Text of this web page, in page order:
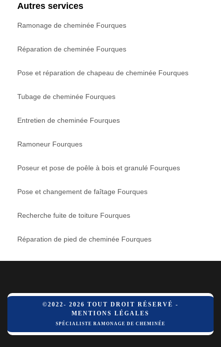
Autres services
Ramonage de cheminée Fourques
Réparation de cheminée Fourques
Pose et réparation de chapeau de cheminée Fourques
Tubage de cheminée Fourques
Entretien de cheminée Fourques
Ramoneur Fourques
Poseur et pose de poêle à bois et granulé Fourques
Pose et changement de faîtage Fourques
Recherche fuite de toiture Fourques
Réparation de pied de cheminée Fourques
©2022- 2026 TOUT DROIT RÉSERVÉ -
MENTIONS LÉGALES
SPÉCIALISTE RAMONAGE DE CHEMINÉE